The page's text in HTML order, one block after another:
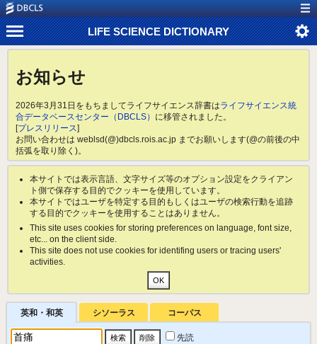
LIFE SCIENCE DICTIONARY
お知らせ
2026年3月31日をもちましてライフサイエンス辞書はライフサイエンス統
合データベースセンター（DBCLS） に移管されました。
[プレスリリース]
お問い合わせは weblsd(@)dbcls.rois.ac.jp までお願いします(@の前後の中
括弧を取り除く)。
本サイトでは表示言語、文字サイズ等のオプション設定をクライアン
ト側で保存する目的でクッキーを使用しています。
本サイトではユーザを特定する目的もしくはユーザの検索行動を追跡
する目的でクッキーを使用することはありません。
This site uses cookies for storing preferences on language, font size,
etc... on the client side.
This site does not use cookies for identifing users or tracing users'
activities.
英和・和英 シソーラス コーパス
先読